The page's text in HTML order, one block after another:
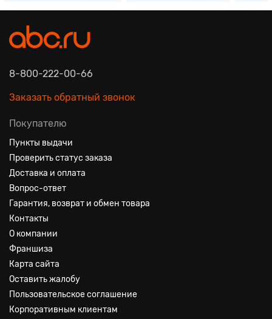
8-800-222-00-66
Заказать обратный звонок
Покупателю
Пункты выдачи
Проверить статус заказа
Доставка и оплата
Вопрос-ответ
Гарантия, возврат и обмен товара
Контакты
О компании
Франшиза
Карта сайта
Оставить жалобу
Пользовательское соглашение
Корпоративным клиентам